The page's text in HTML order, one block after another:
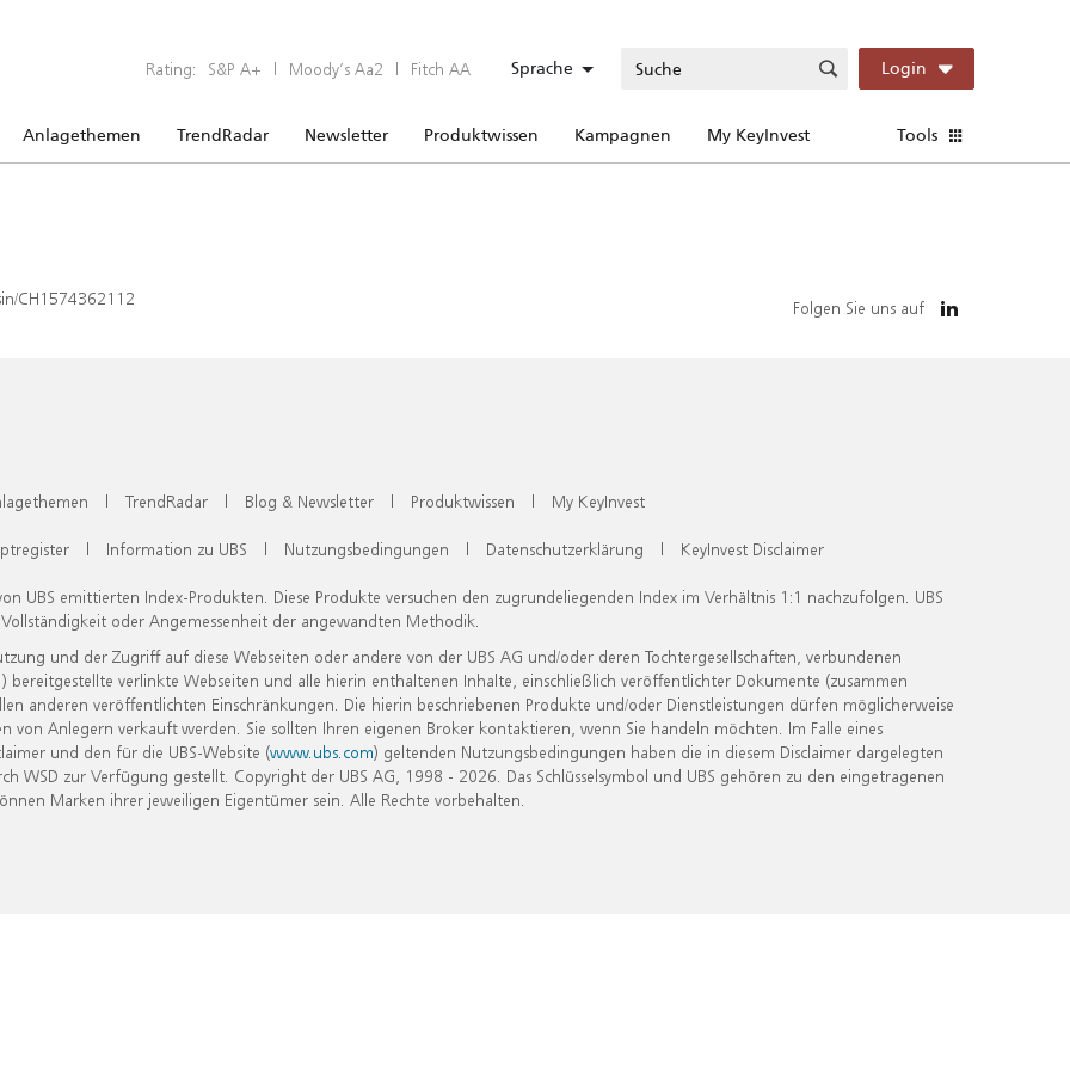
Rating: S&P A+ | Moody’s Aa2 | Fitch AA Sprache Login
Anlagethemen TrendRadar Newsletter Produktwissen Kampagnen My KeyInvest Tools
CH1574362112 Folgen Sie uns auf
| TrendRadar | Blog & Newsletter | Produktwissen | My KeyInvest
| Information zu UBS | Nutzungsbedingungen | Datenschutzerklärung | KeyInvest Disclaimer
UBS emittierten Index-Produkten. Diese Produkte versuchen den zugrundeliegenden Index im Verhältnis 1:1 nachzufolgen. UBS
oder Angemessenheit der angewandten Methodik.
und der Zugriff auf diese Webseiten oder andere von der UBS AG und/oder deren Tochtergesellschaften, verbundenen
verlinkte Webseiten und alle hierin enthaltenen Inhalte, einschließlich veröffentlichter Dokumente (zusammen
anderen veröffentlichten Einschränkungen. Die hierin beschriebenen Produkte und/oder Dienstleistungen dürfen möglicherweise
Anlegern verkauft werden. Sie sollten Ihren eigenen Broker kontaktieren, wenn Sie handeln möchten. Im Falle eines
und den für die UBS-Website (www.ubs.com) geltenden Nutzungsbedingungen haben die in diesem Disclaimer dargelegten
zur Verfügung gestellt. Copyright der UBS AG, 1998 - 2026. Das Schlüsselsymbol und UBS gehören zu den eingetragenen
Marken ihrer jeweiligen Eigentümer sein. Alle Rechte vorbehalten.